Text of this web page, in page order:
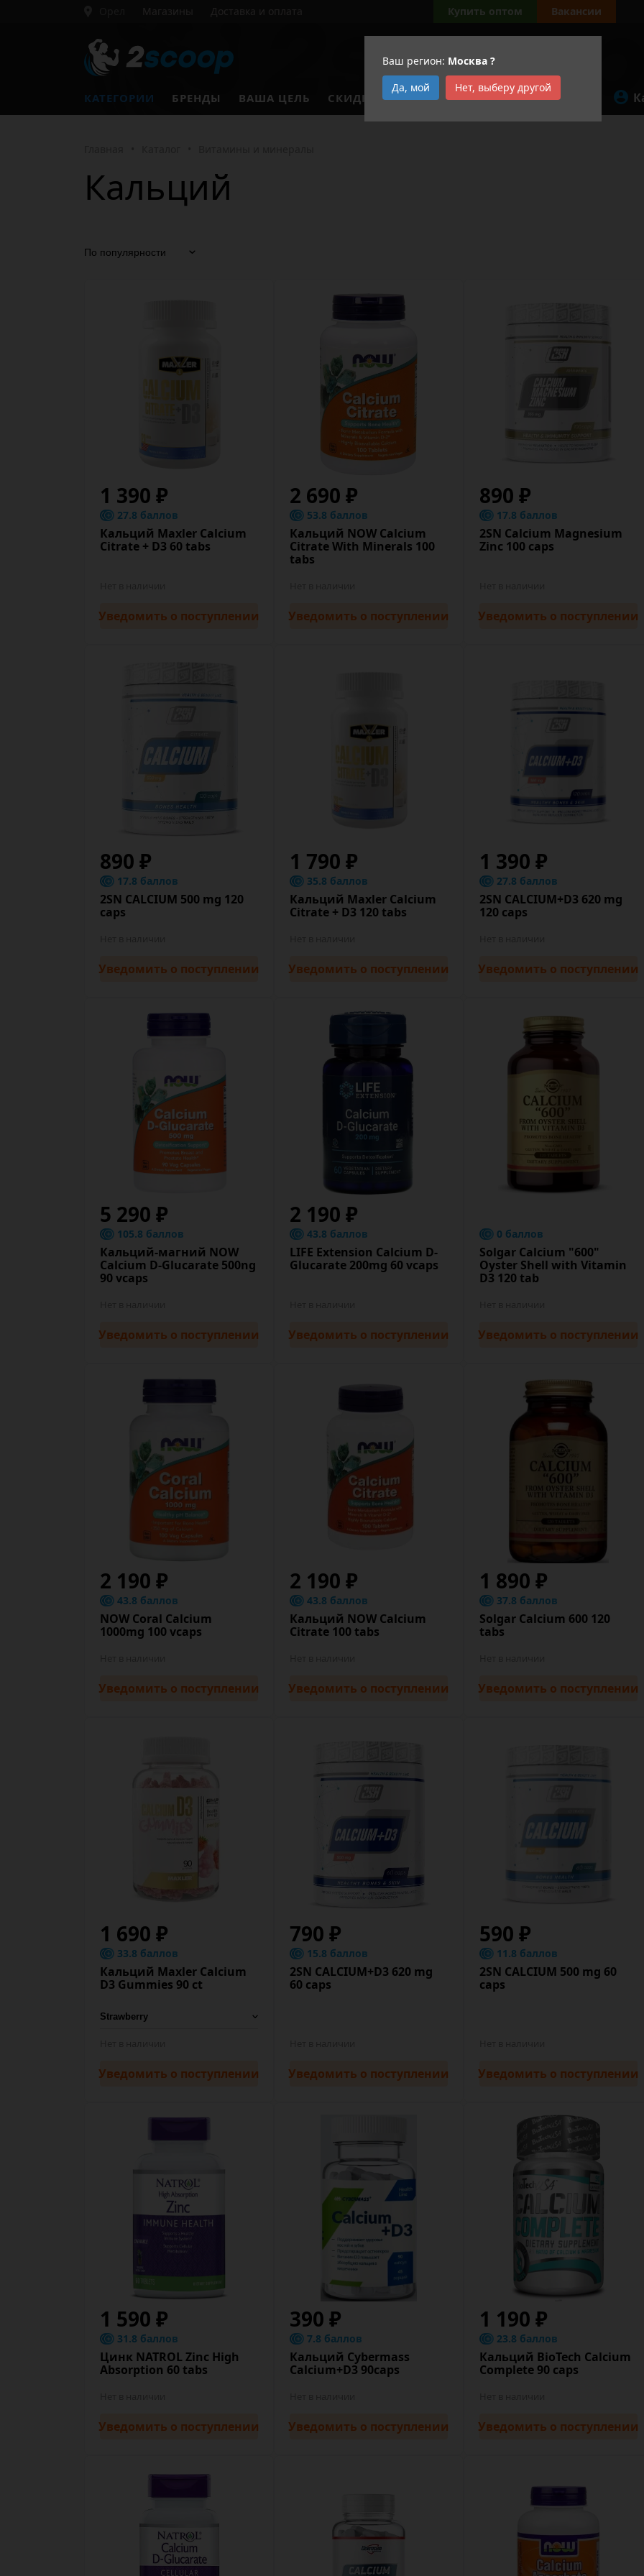
Ваш регион: Москва ?
Да, мой
Нет, выберу другой
Магазины Доставка и оплата Купить оптом Вакансии
КАТЕГОРИИ БРЕНДЫ ВАША ЦЕЛЬ СКИДКИ АКЦИИ
Кальций
1 390 ₽
27.8 баллов
Кальций Maxler Calcium
Citrate + D3 60 tabs
Уведомить о поступлении
2 690 ₽
53.8 баллов
Кальций NOW Calcium
Citrate With Minerals 100
tabs
Уведомить о поступлении
890 ₽
17.8 баллов
2SN Calcium Magnesium
Zinc 100 caps
Уведомить о поступлении
890 ₽
17.8 баллов
2SN CALCIUM 500 mg 120
caps
Уведомить о поступлении
1 790 ₽
35.8 баллов
Кальций Maxler Calcium
Citrate + D3 120 tabs
Уведомить о поступлении
1 390 ₽
27.8 баллов
2SN CALCIUM+D3 620 mg
120 caps
Уведомить о поступлении
5 290 ₽
105.8 баллов
Кальций-магний NOW
Calcium D-Glucarate 500ng
90 vcaps
Уведомить о поступлении
2 190 ₽
43.8 баллов
LIFE Extension Calcium D-
Glucarate 200mg 60 vcaps
Уведомить о поступлении
0 баллов
Solgar Calcium "600"
Oyster Shell with Vitamin
D3 120 tab
Уведомить о поступлении
2 190 ₽
43.8 баллов
NOW Coral Calcium
1000mg 100 vcaps
Уведомить о поступлении
2 190 ₽
43.8 баллов
Кальций NOW Calcium
Citrate 100 tabs
Уведомить о поступлении
1 890 ₽
37.8 баллов
Solgar Calcium 600 120
tabs
Уведомить о поступлении
1 690 ₽
33.8 баллов
Кальций Maxler Calcium
D3 Gummies 90 ct
Уведомить о поступлении
790 ₽
15.8 баллов
2SN CALCIUM+D3 620 mg
60 caps
Уведомить о поступлении
590 ₽
11.8 баллов
2SN CALCIUM 500 mg 60
caps
Уведомить о поступлении
1 590 ₽
31.8 баллов
Цинк NATROL Zinc High
Absorption 60 tabs
Уведомить о поступлении
390 ₽
7.8 баллов
Кальций Cybermass
Calcium+D3 90caps
Уведомить о поступлении
1 190 ₽
23.8 баллов
Кальций BioTech Calcium
Complete 90 caps
Уведомить о поступлении